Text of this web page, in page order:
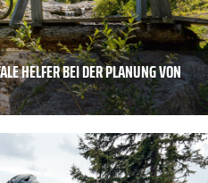
HELFER BEI DER PLANUNG VON